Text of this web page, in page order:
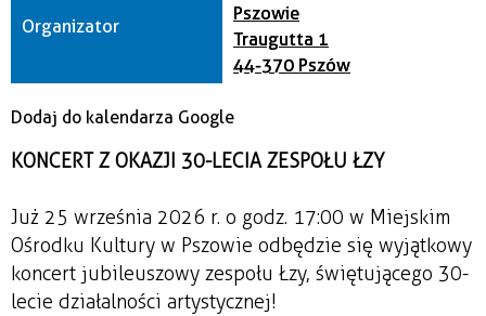
Organizator
Pszowie
Traugutta 1
44-370 Pszów
Dodaj do kalendarza Google
KONCERT Z OKAZJI 30-LECIA ZESPOŁU ŁZY
Już 25 września 2026 r. o godz. 17:00 w Miejskim
Ośrodku Kultury w Pszowie odbędzie się wyjątkowy
koncert jubileuszowy zespołu Łzy, świętującego 30-
lecie działalności artystycznej!